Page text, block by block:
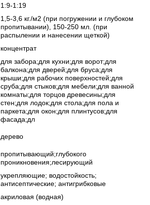
1:9-1:19
1,5-3,6 кг./м2 (при погружении и глубоком
пропитывании), 150-250 мл. (при
распылении и нанесении щеткой)
концентрат
для забора;для кухни;для ворот;для
балкона;для дверей;для бруса;для
крыши;для рабочих поверхностей;для
сруба;для стыков;для мебели;для ванной
комнаты;для торцов древесины;для
стен;для лодок;для стола;для пола и
паркета;для окон;для плинтусов;для
фасада;дл
дерево
пропитывающий;глубокого
проникновения;лесирующий
укрепляющие; водостойкость;
антисептические; антигрибковые
акриловая (водная)